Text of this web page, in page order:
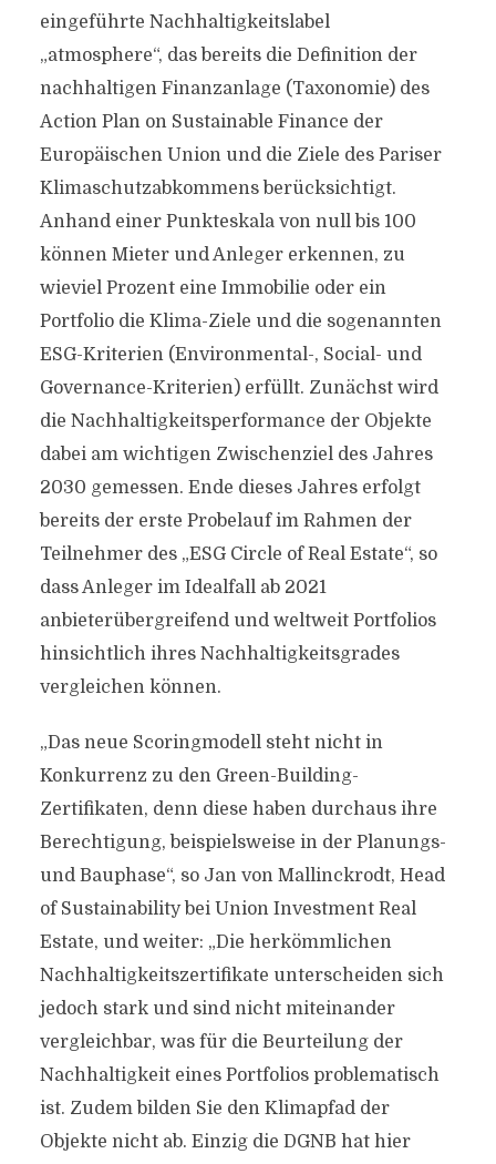
eingeführte Nachhaltigkeitslabel
„atmosphere“, das bereits die Definition der
nachhaltigen Finanzanlage (Taxonomie) des
Action Plan on Sustainable Finance der
Europäischen Union und die Ziele des Pariser
Klimaschutzabkommens berücksichtigt.
Anhand einer Punkteskala von null bis 100
können Mieter und Anleger erkennen, zu
wieviel Prozent eine Immobilie oder ein
Portfolio die Klima-Ziele und die sogenannten
ESG-Kriterien (Environmental-, Social- und
Governance-Kriterien) erfüllt. Zunächst wird
die Nachhaltigkeitsperformance der Objekte
dabei am wichtigen Zwischenziel des Jahres
2030 gemessen. Ende dieses Jahres erfolgt
bereits der erste Probelauf im Rahmen der
Teilnehmer des „ESG Circle of Real Estate“, so
dass Anleger im Idealfall ab 2021
anbieterübergreifend und weltweit Portfolios
hinsichtlich ihres Nachhaltigkeitsgrades
vergleichen können.
„Das neue Scoringmodell steht nicht in
Konkurrenz zu den Green-Building-
Zertifikaten, denn diese haben durchaus ihre
Berechtigung, beispielsweise in der Planungs-
und Bauphase“, so Jan von Mallinckrodt, Head
of Sustainability bei Union Investment Real
Estate, und weiter: „Die herkömmlichen
Nachhaltigkeitszertifikate unterscheiden sich
jedoch stark und sind nicht miteinander
vergleichbar, was für die Beurteilung der
Nachhaltigkeit eines Portfolios problematisch
ist. Zudem bilden Sie den Klimapfad der
Objekte nicht ab. Einzig die DGNB hat hier